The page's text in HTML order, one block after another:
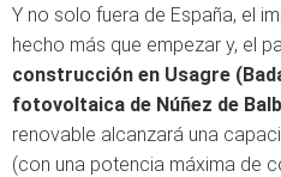
Y no solo fuera de España, el
hecho más que empezar y, el
construcción en Usagre
fotovoltaica de Núñez de
renovable alcanzará una
(con una potencia máxima de